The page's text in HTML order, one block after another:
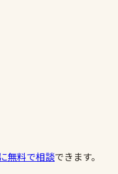
無料で相談できます。